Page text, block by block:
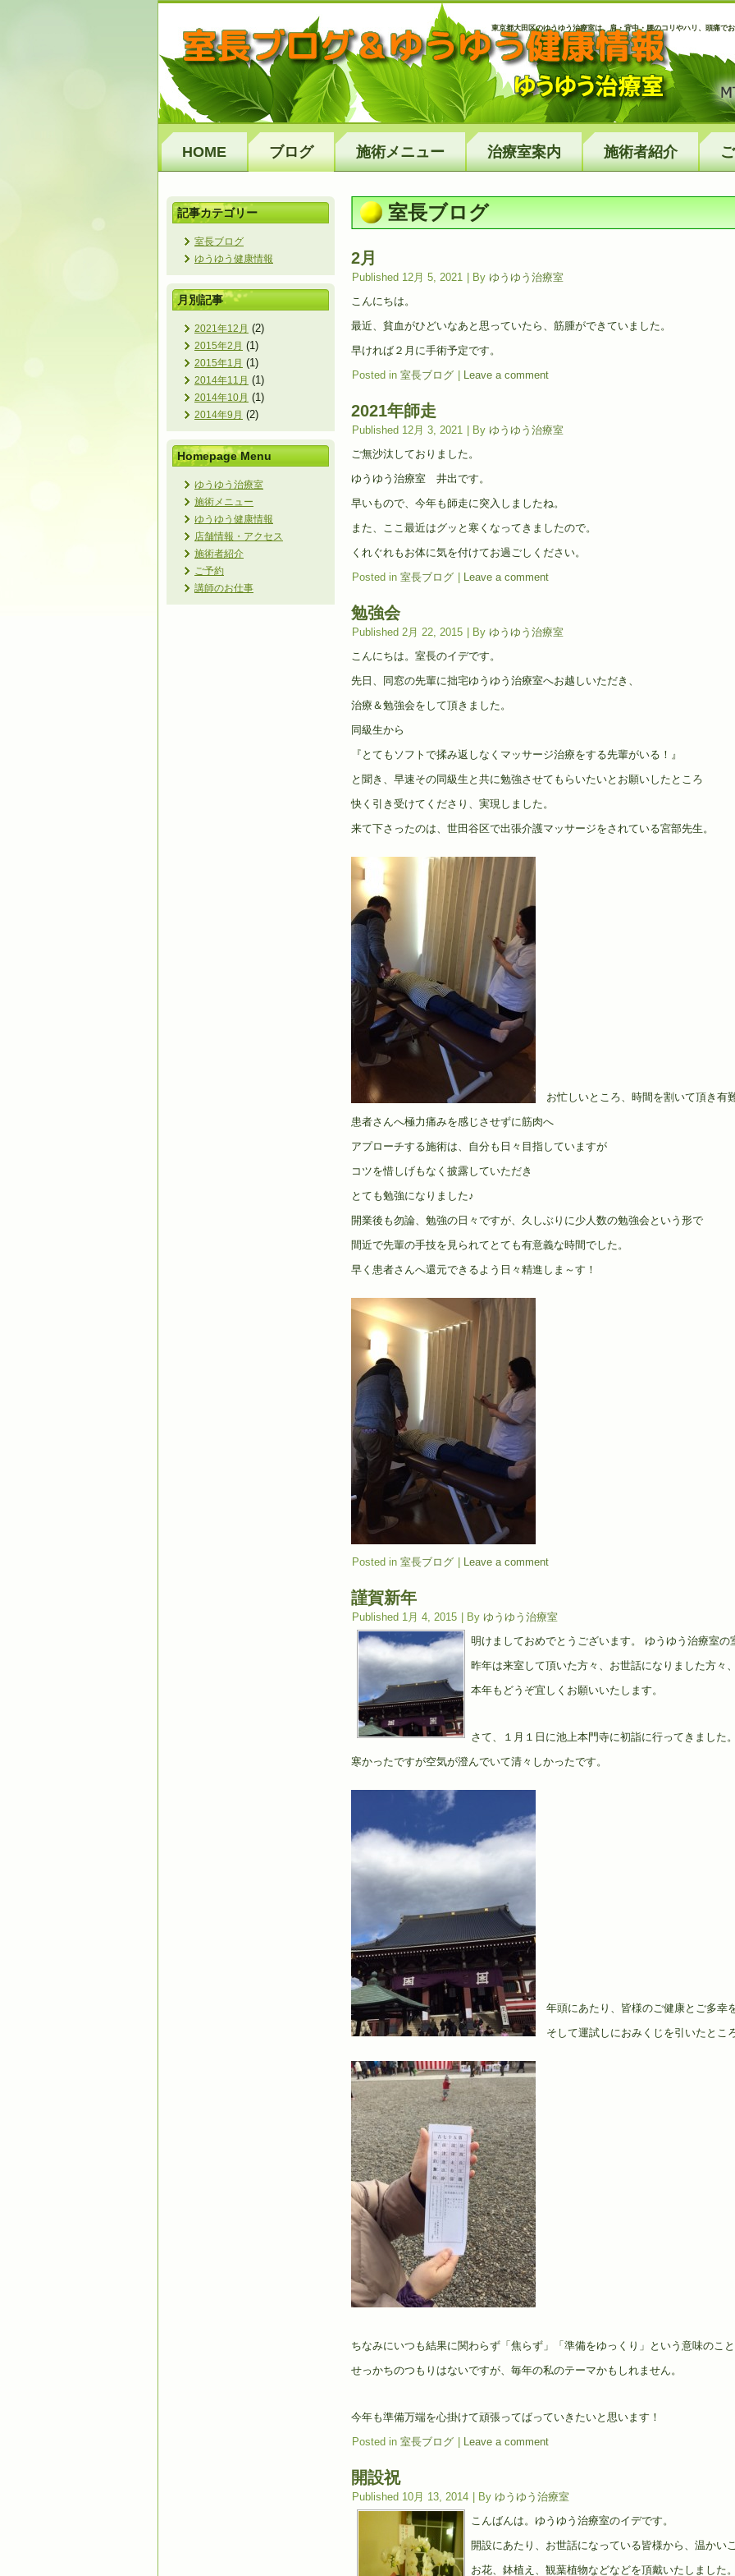
東京都大田区のゆうゆう治療室は、肩・背中・腰のコリやハリ、頭痛で
HOME ブログ 施術メニュー 治療室案内 施術者紹介
記事カテゴリー
室長ブログ
ゆうゆう健康情報
月別記事
2021年12月 (2)
2015年2月 (1)
2015年1月 (1)
2014年11月 (1)
2014年10月 (1)
2014年9月 (2)
Homepage Menu
ゆうゆう治療室
施術メニュー
ゆうゆう健康情報
店舗情報・アクセス
施術者紹介
ご予約
講師のお仕事
室長ブログ
2月
Published 12月 5, 2021 By ゆうゆう治療室
こんにちは。
最近、貧血がひどいなあと思っていたら、筋腫ができていました。
早ければ２月に手術予定です。
Posted in 室長ブログ Leave a comment
2021年師走
Published 12月 3, 2021 By ゆうゆう治療室
ご無沙汰しておりました。
ゆうゆう治療室 井出です。
早いもので、今年も師走に突入しましたね。
また、ここ最近はグッと寒くなってきましたので。
くれぐれもお体に気を付けてお過ごしください。
Posted in 室長ブログ Leave a comment
勉強会
Published 2月 22, 2015 By ゆうゆう治療室
こんにちは。室長のイデです。
先日、同窓の先輩に拙宅ゆうゆう治療室へお越しいただき、
治療＆勉強会をして頂きました。
同級生から
『とてもソフトで揉み返しなくマッサージ治療をする先輩がいる！』
と聞き、早速その同級生と共に勉強させてもらいたいとお願いしたところ
快く引き受けてくださり、実現しました。
来て下さったのは、世田谷区で出張介護マッサージをされている宮部先生。
お忙しいところ、時間を割いて頂き有
患者さんへ極力痛みを感じさせずに筋肉へ
アプローチする施術は、自分も日々目指していますが
コツを惜しげもなく披露していただき
とても勉強になりました♪
開業後も勿論、勉強の日々ですが、久しぶりに少人数の勉強会という形で
間近で先輩の手技を見られてとても有意義な時間でした。
早く患者さんへ還元できるよう日々精進しま～す！
Posted in 室長ブログ Leave a comment
謹賀新年
Published 1月 4, 2015 By ゆうゆう治療室
明けましておめでとうございます。 ゆうゆう治療室の
昨年は来室して頂いた方々、お世話になりました方々
本年もどうぞ宜しくお願いいたします。
さて、１月１日に池上本門寺に初詣に行ってきました。
寒かったですが空気が澄んでいて清々しかったです。
年頭にあたり、皆様のご健康とご多幸
そして運試しにおみくじを引いたとこ
ちなみにいつも結果に関わらず「焦らず」「準備をゆっくり」という意味のこと
せっかちのつもりはないですが、毎年の私のテーマかもしれません。
今年も準備万端を心掛けて頑張ってばっていきたいと思います！
Posted in 室長ブログ Leave a comment
開設祝
Published 10月 13, 2014 By ゆうゆう治療室
こんばんは。ゆうゆう治療室のイデです。
開設にあたり、お世話になっている皆様から、温かい
お花、鉢植え、観葉植物などなどを頂戴いたしました。